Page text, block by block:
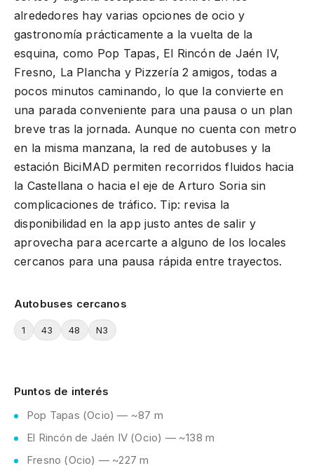
alrededores hay varias opciones de ocio y
gastronomía prácticamente a la vuelta de la
esquina, como Pop Tapas, El Rincón de Jaén IV,
Fresno, La Plancha y Pizzería 2 amigos, todas a
pocos minutos caminando, lo que la convierte en
una parada conveniente para una pausa o un plan
breve tras la jornada. Aunque no cuenta con metro
en la misma manzana, la red de autobuses y la
estación BiciMAD permiten recorridos fluidos hacia
la Castellana o hacia el eje de Arturo Soria sin
complicaciones de tráfico. Tip: revisa la
disponibilidad en la app justo antes de salir y
aprovecha para acercarte a alguno de los locales
cercanos para una pausa rápida entre trayectos.
Autobuses cercanos
1 43 48 N3
Puntos de interés
Pop Tapas (Ocio) — ~87 m
El Rincón de Jaén IV (Ocio) — ~138 m
Fresno (Ocio) — ~227 m